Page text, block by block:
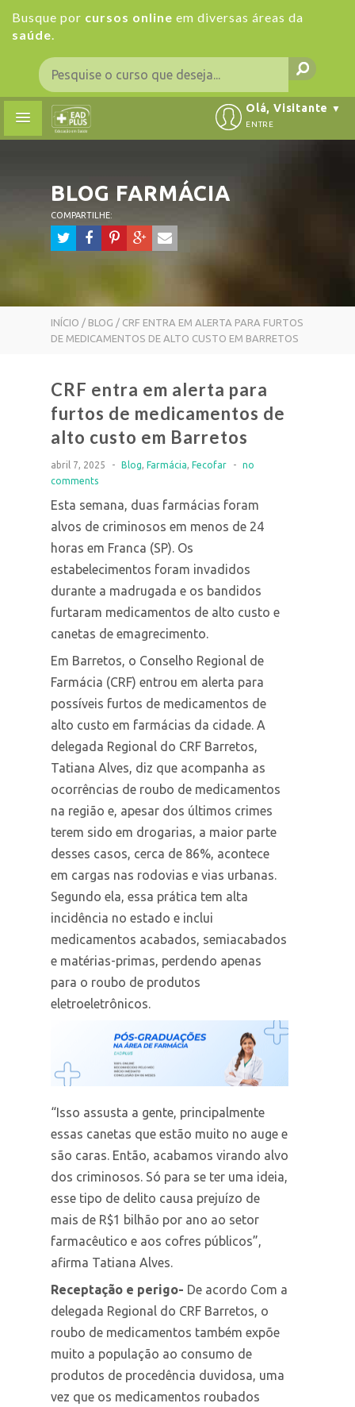
Busque por cursos online em diversas áreas da
saúde.
Olá, Visitante ▼
ENTRE
BLOG FARMÁCIA
COMPARTILHE:
INÍCIO / BLOG / CRF ENTRA EM ALERTA PARA FURTOS
DE MEDICAMENTOS DE ALTO CUSTO EM BARRETOS
CRF entra em alerta para
furtos de medicamentos de
alto custo em Barretos
abril 7, 2025 - Blog, Farmácia, Fecofar -
no
comments
Esta semana, duas farmácias foram
alvos de criminosos em menos de 24
horas em Franca (SP). Os
estabelecimentos foram invadidos
durante a madrugada e os bandidos
furtaram medicamentos de alto custo e
canetas de emagrecimento.
Em Barretos, o Conselho Regional de
Farmácia (CRF) entrou em alerta para
possíveis furtos de medicamentos de
alto custo em farmácias da cidade. A
delegada Regional do CRF Barretos,
Tatiana Alves, diz que acompanha as
ocorrências de roubo de medicamentos
na região e, apesar dos últimos crimes
terem sido em drogarias, a maior parte
desses casos, cerca de 86%, acontece
em cargas nas rodovias e vias urbanas.
Segundo ela, essa prática tem alta
incidência no estado e inclui
medicamentos acabados, semiacabados
e matérias-primas, perdendo apenas
para o roubo de produtos
eletroeletrônicos.
“Isso assusta a gente, principalmente
essas canetas que estão muito no auge e
são caras. Então, acabamos virando alvo
dos criminosos. Só para se ter uma ideia,
esse tipo de delito causa prejuízo de
mais de R$1 bilhão por ano ao setor
farmacêutico e aos cofres públicos”,
afirma Tatiana Alves.
Receptação e perigo- De acordo Com a
delegada Regional do CRF Barretos, o
roubo de medicamentos também expõe
muito a população ao consumo de
produtos de procedência duvidosa, uma
vez que os medicamentos roubados